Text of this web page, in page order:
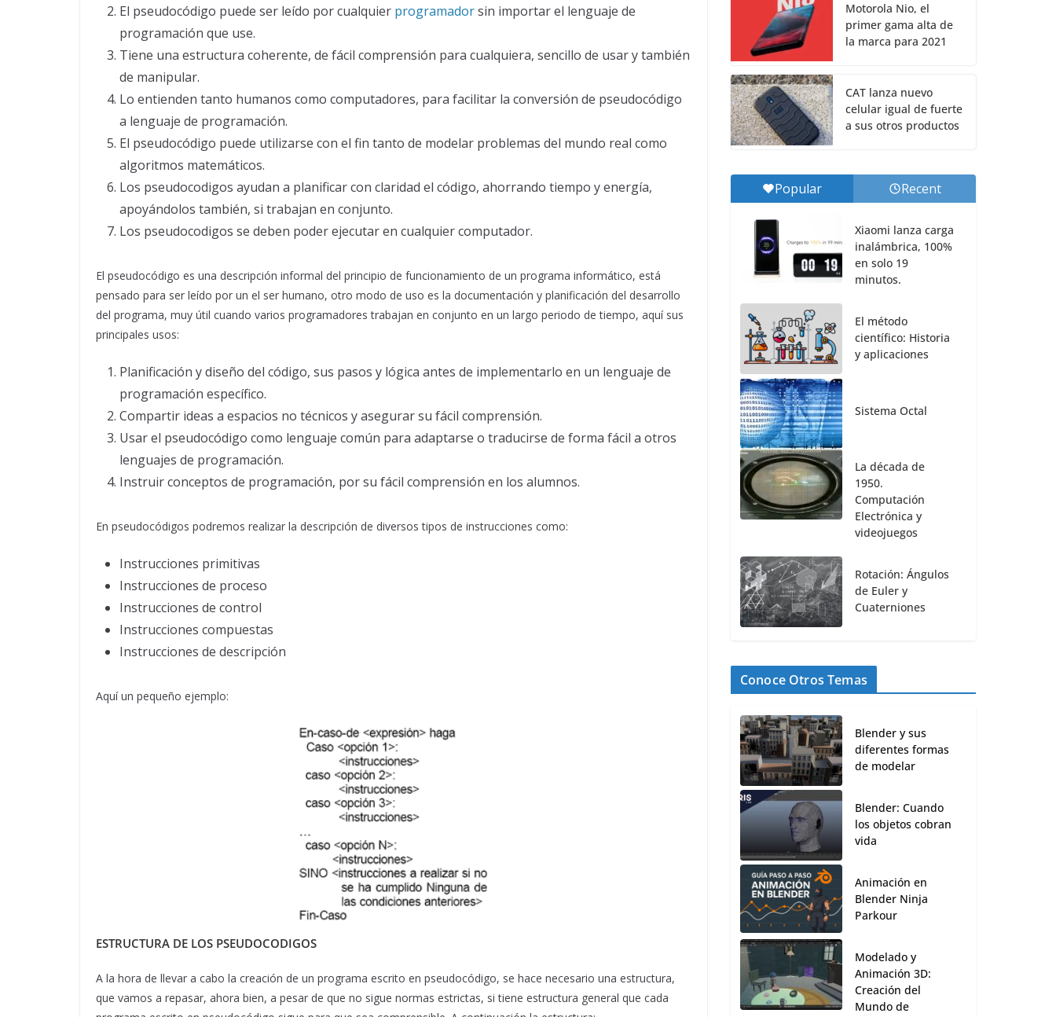
El pseudocódigo puede ser leído por cualquier programadorsin importar el lenguaje de
programación que use.
Tiene una estructura coherente, de fácil comprensión para cualquiera, sencillo de usar y también
de manipular.
Lo entienden tanto humanos como computadores, para facilitar la conversión de pseudocódigo
a lenguaje de programación.
El pseudocódigo puede utilizarse con el fin tanto de modelar problemas del mundo real como
algoritmos matemáticos.
Los pseudocodigos ayudan a planificar con claridad el código, ahorrando tiempo y energía,
apoyándolos también, si trabajan en conjunto.
Los pseudocodigos se deben poder ejecutar en cualquier computador.
El pseudocódigo es una descripción informal del principio de funcionamiento de un programa informático, está
pensado para ser leído por un el ser humano, otro modo de uso es la documentación y planificación del desarrollo
del programa, muy útil cuando varios programadores trabajan en conjunto en un largo periodo de tiempo, aquí sus
principales usos:
Planificación y diseño del código, sus pasos y lógica antes de implementarlo en un lenguaje de
programación específico.
Compartir ideas a espacios no técnicos y asegurar su fácil comprensión.
Usar el pseudocódigo como lenguaje común para adaptarse o traducirse de forma fácil a otros
lenguajes de programación.
Instruir conceptos de programación, por su fácil comprensión en los alumnos.
En pseudocódigos podremos realizar la descripción de diversos tipos de instrucciones como:
Instrucciones primitivas
Instrucciones de proceso
Instrucciones de control
Instrucciones compuestas
Instrucciones de descripción
Aquí un pequeño ejemplo:
ESTRUCTURA DE LOS PSEUDOCODIGOS
A la hora de llevar a cabo la creación de un programa escrito en pseudocódigo, se hace necesario una estructura,
que vamos a repasar, ahora bien, a pesar de que no sigue normas estrictas, si tiene estructura general que cada
Motorola Nio, el
primer gama alta de
la marca para 2021
CAT lanza nuevo
celular igual de fuerte
a sus otros productos
Popular Recent
Xiaomi lanza carga
inalámbrica, 100%
en solo 19
minutos.
El método
científico: Historia
y aplicaciones
Sistema Octal
La década de
1950.
Computación
Electrónica y
videojuegos
Rotación: Ángulos
de Euler y
Cuaterniones
Conoce Otros Temas
Blender y sus
diferentes formas
de modelar
Blender: Cuando
los objetos cobran
vida
Animación en
Blender Ninja
Parkour
Modelado y
Animación 3D:
Creación del
Mundo de